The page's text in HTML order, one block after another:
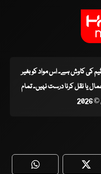
ٹیم کی کاوش ہے۔ اس مواد کو بغیر
یا نقل کرنا درست نہیں۔ تمام
WhatsApp